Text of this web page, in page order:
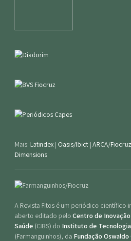
Mais: Latindex | Oasis/Ibict | ARCA/Fiocruz
Dimensions
A Revista Fitos é um periódico científico
aberto editado pelo Centro de
Saúde (CIBS) do Instituto de
(Farmanguinhos), da Fundação Oswaldo